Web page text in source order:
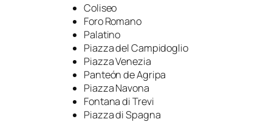
Coliseo
Foro Romano
Palatino
Piazza del Campidoglio
Piazza Venezia
Panteón de Agripa
Piazza Navona
Fontana di Trevi
Piazza di Spagna